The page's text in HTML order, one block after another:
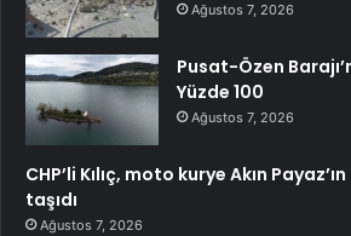
Ağustos 7, 2026
Pusat-Özen
Yüzde 100
Ağustos 7, 2026
CHP’li Kılıç, moto kurye Akın
taşıdı
Ağustos 7, 2026